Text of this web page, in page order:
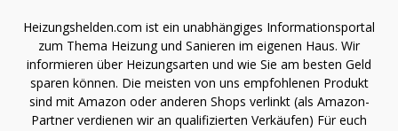
Heizungshelden.com ist ein unabhängiges Informationsportal
zum Thema Heizung und Sanieren im eigenen Haus. Wir
informieren über Heizungsarten und wie Sie am besten Geld
sparen können. Die meisten von uns empfohlenen Produkt
sind mit Amazon oder anderen Shops verlinkt (als Amazon-
Partner verdienen wir an qualifizierten Verkäufen) Für euch